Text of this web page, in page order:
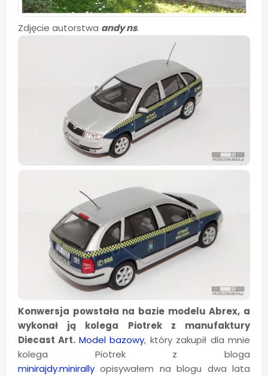
Zdjęcie autorstwa andy ns.
Konwersja powstała na bazie modelu Abrex, a
wykonał ją kolega Piotrek z manufaktury
Diecast Art. Model bazowy, który zakupił dla mnie
kolega Piotrek z bloga
minirajdy.minirallyopisywałem na blogu dwa lata